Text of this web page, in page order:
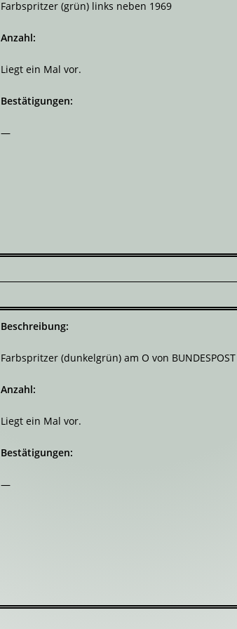
Farbspritzer (grün) links neben 1969
Anzahl:
Liegt ein Mal vor.
Bestätigungen:
—
Beschreibung:
Farbspritzer (dunkelgrün) am O von BUNDESPOST
Anzahl:
Liegt ein Mal vor.
Bestätigungen:
—